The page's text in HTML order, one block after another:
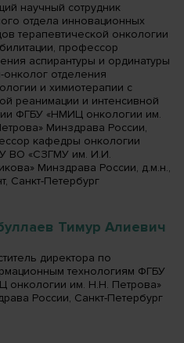
научный сотрудник
отдела инновационных
терапевтической онкологии
профессор
аспирантуры и ординатуры
онколог отделения
и химиотерапии с
реанимации и интенсивной
ФГБУ «НМИЦ онкологии им.
Минздрава России,
кафедры онкологии
ВО «СЗГМУ им. И.И.
Минздрава России, д.м.н.,
Санкт-Петербург
Тимур Алиевич
директора по
технологиям ФГБУ
онкологии им. Н.Н. Петрова»
России, Санкт-Петербург